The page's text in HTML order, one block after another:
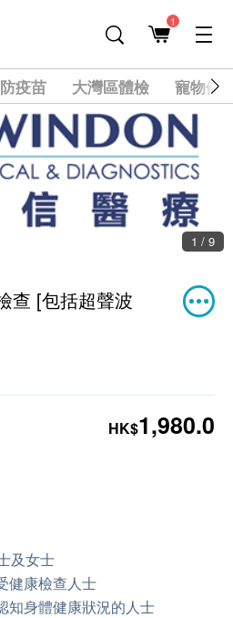
1
疫苗 大灣區體檢 寵物健
1 / 9
查 [包括超聲波
HK$1,980.0
及女士
健康檢查人士
知身體健康狀況的人士